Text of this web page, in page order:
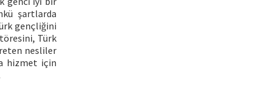
şartlarda
gençliğini
Türk
nesliler
hizmet için